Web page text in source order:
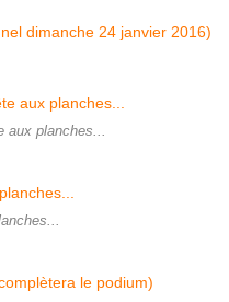
aux planches...